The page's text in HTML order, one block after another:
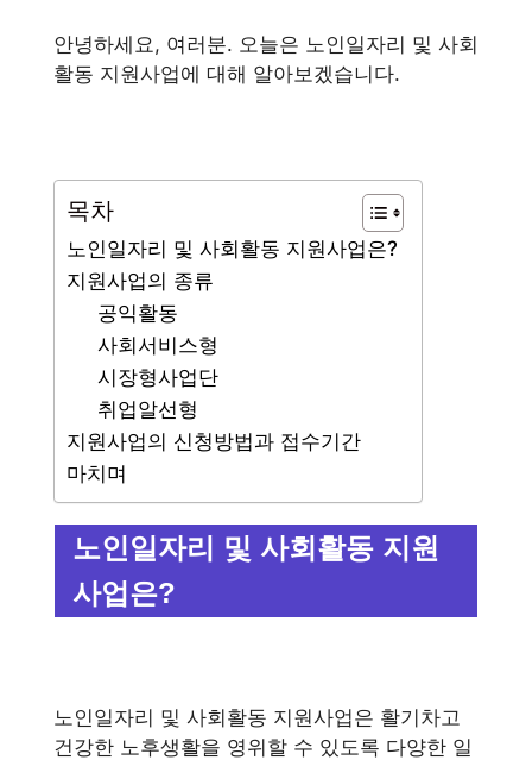
안녕하세요, 여러분. 오늘은 노인일자리 및 사회
활동 지원사업에 대해 알아보겠습니다.
목차
노인일자리 및 사회활동 지원사업은?
지원사업의 종류
공익활동
사회서비스형
시장형사업단
취업알선형
지원사업의 신청방법과 접수기간
마치며
노인일자리 및 사회활동 지원
사업은?
노인일자리 및 사회활동 지원사업은 활기차고
건강한 노후생활을 영위할 수 있도록 다양한 일